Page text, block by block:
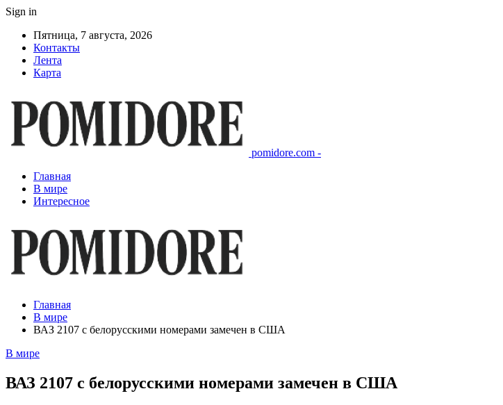
Sign in
Пятница, 7 августа, 2026
Контакты
Лента
Карта
pomidore.com -
Главная
В мире
Интересное
Главная
В мире
ВАЗ 2107 с белорусскими номерами замечен в США
В мире
ВАЗ 2107 с белорусскими номерами замечен в США